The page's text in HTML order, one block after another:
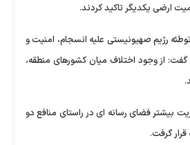
ارضی یکدیگر تاکید کردند.
توطئه رژیم صهیونیستی علیه انسجام، امنیت و
از وجود اختلاف میان کشورهای منطقه،
بیشتر فضای رسانه ای در راستای منافع دو
گرفت.